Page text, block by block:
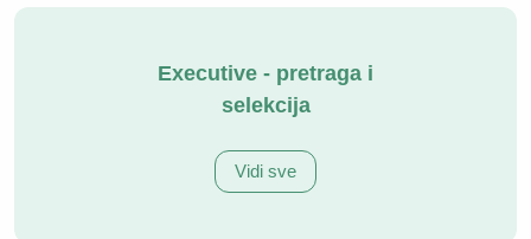
Executive - pretraga i
selekcija
Vidi sve